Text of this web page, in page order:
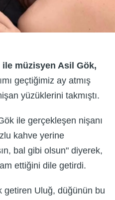
ile müzisyen Asil Gök,
geçtiğimiz ay atmış
yüzüklerini takmıştı.
ile gerçekleşen nişanı
kahve yerine
bal gibi olsun" diyerek,
ettiğini dile getirdi.
getiren Uluğ, düğünün bu